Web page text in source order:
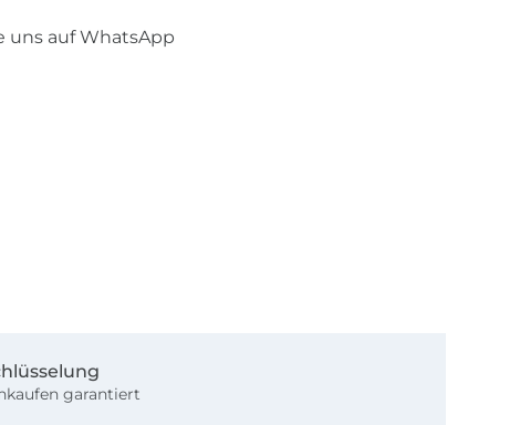
uns auf WhatsApp
garantiert